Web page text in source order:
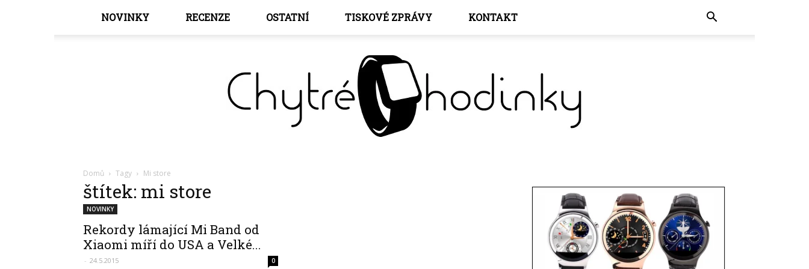
NOVINKY RECENZE OSTATNÍ TISKOVÉ ZPRÁVY KONTAKT
Domů Tagy Mi store
štítek: mi store
NOVINKY
Rekordy lámající Mi Band od
Xiaomi míří do USA a Velké...
- 24.5.2015 0